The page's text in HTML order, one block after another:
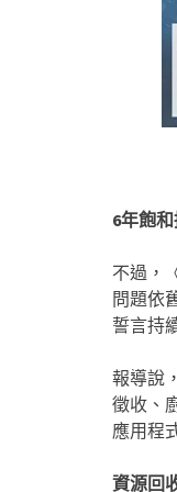
6年飽
不過，
問題依
誓言持
報導說
徵收、
應用程
資源回